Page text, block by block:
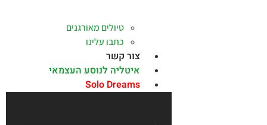
טיולים מאורגנים
כתבו עלינו
צור קשר
איטליה לנוסע העצמאי
Solo Dreams